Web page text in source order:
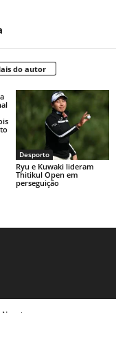
do autor
Desporto
Ryu e Kuwaki lideram
Thitikul Open em
perseguição